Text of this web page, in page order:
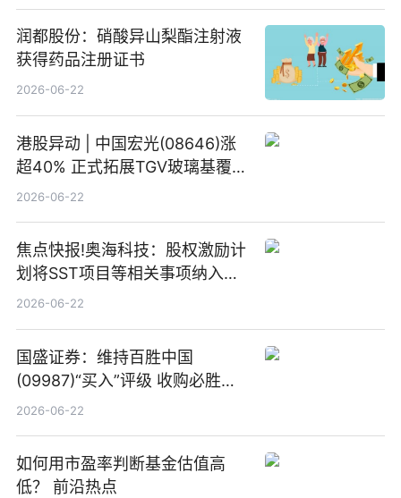
润都股份：硝酸异山梨酯注射液
获得药品注册证书
2026-06-22
港股异动 | 中国宏光(08646)涨
超40% 正式拓展TGV玻璃基覆铜
板新材料业务
2026-06-22
焦点快报!奥海科技：股权激励计
划将SST项目等相关事项纳入专
项业务发展考核指标
2026-06-22
国盛证券：维持百胜中国
(09987)“买入”评级 收购必胜客
中国增厚利润加速成长 信息
2026-06-22
如何用市盈率判断基金估值高
低？ 前沿热点